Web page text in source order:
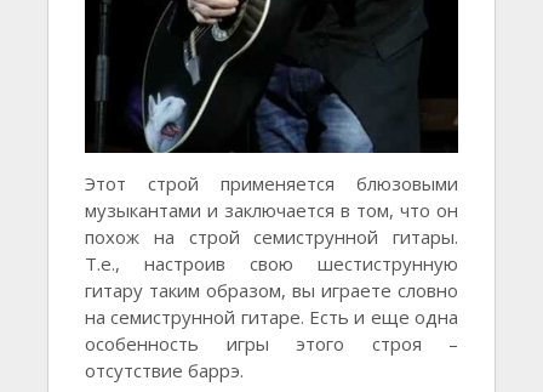
Этот строй применяется блюзовыми
музыкантами и заключается в том, что он
похож на строй семиструнной гитары.
Т.е., настроив свою шестиструнную
гитару таким образом, вы играете словно
на семиструнной гитаре. Есть и еще одна
особенность игры этого строя –
отсутствие баррэ.